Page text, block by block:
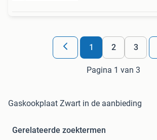
1 2 3
Pagina 1 van 3
Gaskookplaat Zwart in de aanbieding
Gerelateerde zoektermen